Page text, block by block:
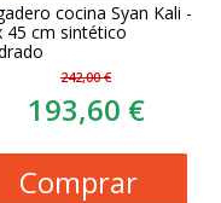
cocina Syan Kali -
45 cm sintético
242,00 €
193,60 €
Comprar